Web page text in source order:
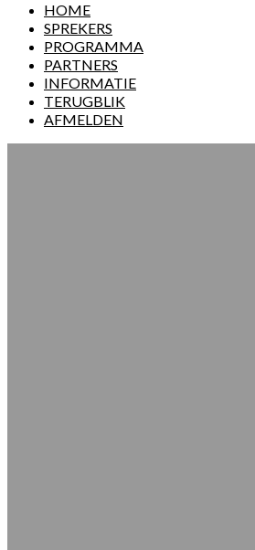
HOME
SPREKERS
PROGRAMMA
PARTNERS
INFORMATIE
TERUGBLIK
AFMELDEN